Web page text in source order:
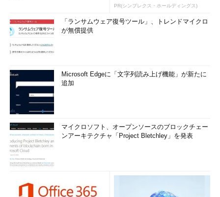
PR(シンプレクス・ホールディングス)
「ランサムウェア復号ツール」、トレンドマイクロ
が無償提供
Microsoft Edgeに「文字列読み上げ機能」が新たに
追加
マイクロソフト、オープンソースのブロックチェー
ンアーキテクチャ「Project Bletchley」を発表